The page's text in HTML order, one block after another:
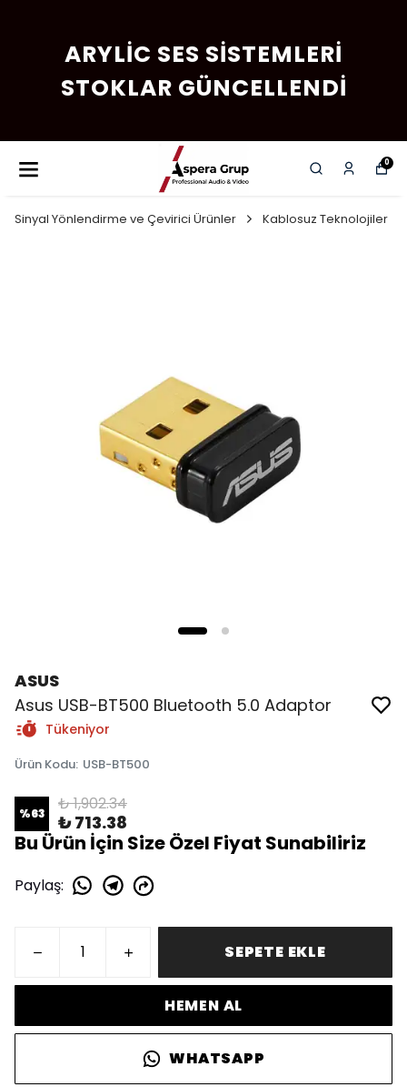
ARYLIC SES SISTEMLERI
STOKLAR GÜNCELLENDI
0
Sinyal Yönlendirme ve Çevirici Ürünler Kablosuz Teknolojiler
ASUS
Asus USB-BT500 Bluetooth 5.0 Adaptor
Tükeniyor
Ürün Kodu: USB-BT500
%63 ₺ 1,902.34
₺ 713.38
Bu Ürün İçin Size Özel Fiyat Sunabiliriz
Paylaş:
SEPETE EKLE
HEMEN AL
WHATSAPP